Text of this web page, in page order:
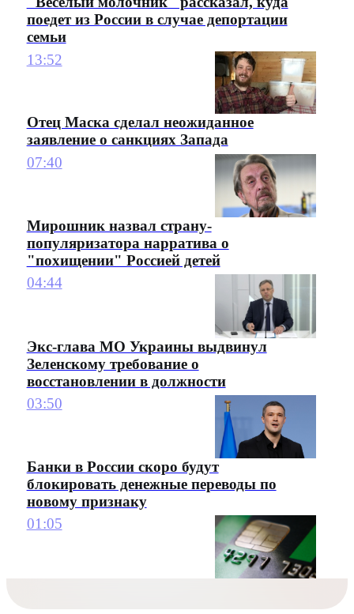
поедет из России в случае депортации
семьи
13:52
Отец Маска сделал неожиданное
заявление о санкциях Запада
07:40
Мирошник назвал страну-
популяризатора нарратива о
"похищении" Россией детей
04:44
Экс-глава МО Украины выдвинул
Зеленскому требование о
восстановлении в должности
03:50
Банки в России скоро будут
блокировать денежные переводы по
новому признаку
01:05